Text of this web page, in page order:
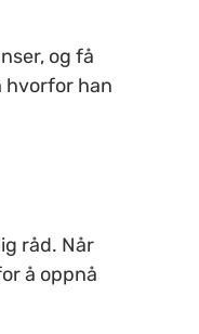
og få
hvorfor han
råd. Når
å oppnå